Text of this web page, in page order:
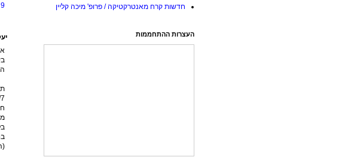
9 בפברואר 2018 בשעה 12:32
חדשות קרח מאנטרקטיקה / פרופ' מיכה קליין
העצרות ההתחממות